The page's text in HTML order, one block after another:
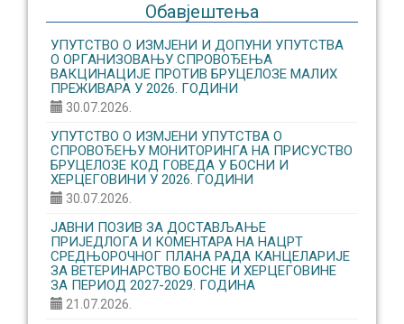
Обавјештења
УПУТСТВО О ИЗМЈЕНИ И ДОПУНИ УПУТСТВА
О ОРГАНИЗОВАЊУ CПРОВОЂЕЊА
ВАКЦИНАЦИЈЕ ПРОТИВ БРУЦЕЛОЗЕ МАЛИХ
ПРЕЖИВАРА У 2026. ГОДИНИ
30.07.2026.
УПУТСТВО О ИЗМЈЕНИ УПУТСТВА О
СПРОВОЂЕЊУ МОНИТОРИНГА НА ПРИСУСТВО
БРУЦЕЛОЗЕ КОД ГОВЕДА У БОСНИ И
ХЕРЦЕГОВИНИ У 2026. ГОДИНИ
30.07.2026.
ЈАВНИ ПОЗИВ ЗА ДОСТАВЉАЊЕ
ПРИЈЕДЛОГА И КОМЕНТАРА НА НАЦРТ
СРЕДЊОРОЧНОГ ПЛАНА РАДА КАНЦЕЛАРИЈЕ
ЗА ВЕТЕРИНАРСТВО БОСНЕ И ХЕРЦЕГОВИНЕ
ЗА ПЕРИОД 2027-2029. ГОДИНА
21.07.2026.